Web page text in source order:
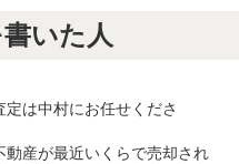
いた人
は中村にお任せくださ
動産が最近いくらで売却され